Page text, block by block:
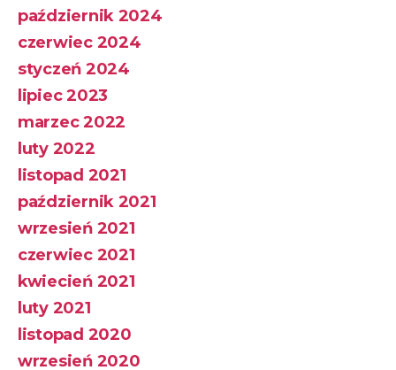
październik 2024
czerwiec 2024
styczeń 2024
lipiec 2023
marzec 2022
luty 2022
listopad 2021
październik 2021
wrzesień 2021
czerwiec 2021
kwiecień 2021
luty 2021
listopad 2020
wrzesień 2020